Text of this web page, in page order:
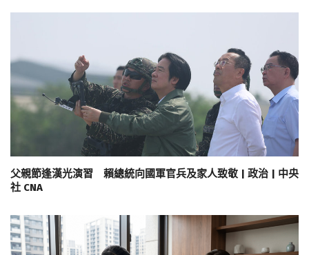
父親節逢漢光演習 賴總統向國軍官兵及家人致敬 | 政治 | 中央
社 CNA